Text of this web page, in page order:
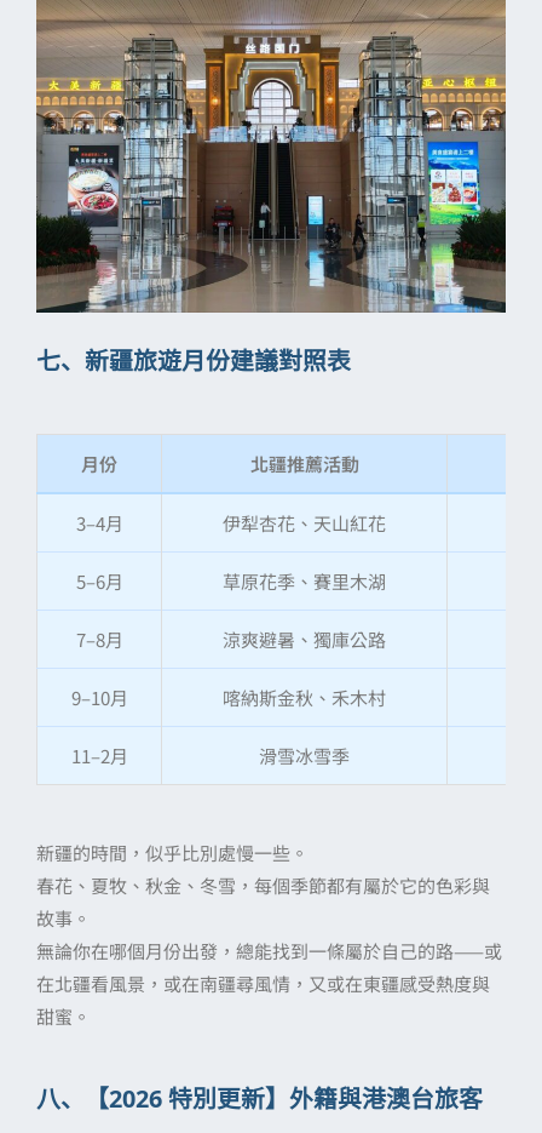
七、新疆旅遊月份建議對照表
月份 北疆推薦活動
3–4月 伊犁杏花、天山紅花
5–6月 草原花季、賽里木湖
7–8月 涼爽避暑、獨庫公路
9–10月 喀納斯金秋、禾木村
11–2月 滑雪冰雪季
新疆的時間，似乎比別處慢一些。
春花、夏牧、秋金、冬雪，每個季節都有屬於它的色彩與
故事。
無論你在哪個月份出發，總能找到一條屬於自己的路——或
在北疆看風景，或在南疆尋風情，又或在東疆感受熱度與
甜蜜。
八、【2026 特別更新】外籍與港澳台旅客